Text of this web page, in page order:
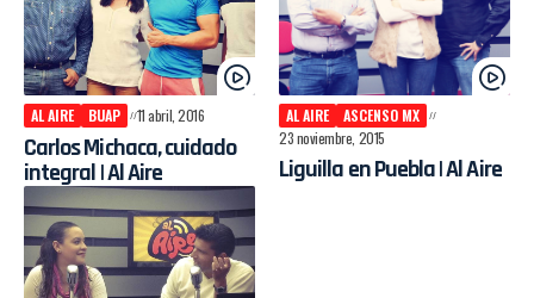
AL AIRE BUAP 11 abril, 2016
Carlos Michaca, cuidado
integral | Al Aire
AL AIRE
ASCENSO MX
23 noviembre, 2015
Liguilla en Puebla | Al Aire